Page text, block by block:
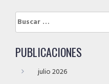
Buscar:
PUBLICACIONES
julio 2026